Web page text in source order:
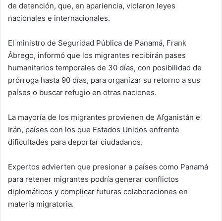
de detención, que, en apariencia, violaron leyes
nacionales e internacionales.
El ministro de Seguridad Pública de Panamá, Frank
Ábrego, informó que los migrantes recibirán pases
humanitarios temporales de 30 días, con posibilidad de
prórroga hasta 90 días, para organizar su retorno a sus
países o buscar refugio en otras naciones.
La mayoría de los migrantes provienen de Afganistán e
Irán, países con los que Estados Unidos enfrenta
dificultades para deportar ciudadanos.
Expertos advierten que presionar a países como Panamá
para retener migrantes podría generar conflictos
diplomáticos y complicar futuras colaboraciones en
materia migratoria.